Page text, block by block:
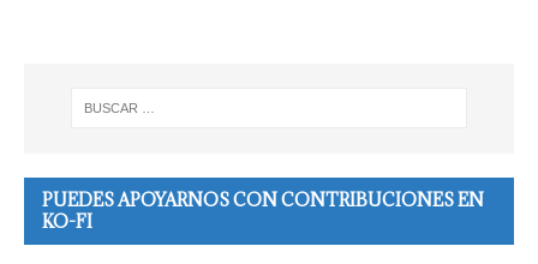
PUEDES APOYARNOS CON CONTRIBUCIONES EN
KO-FI